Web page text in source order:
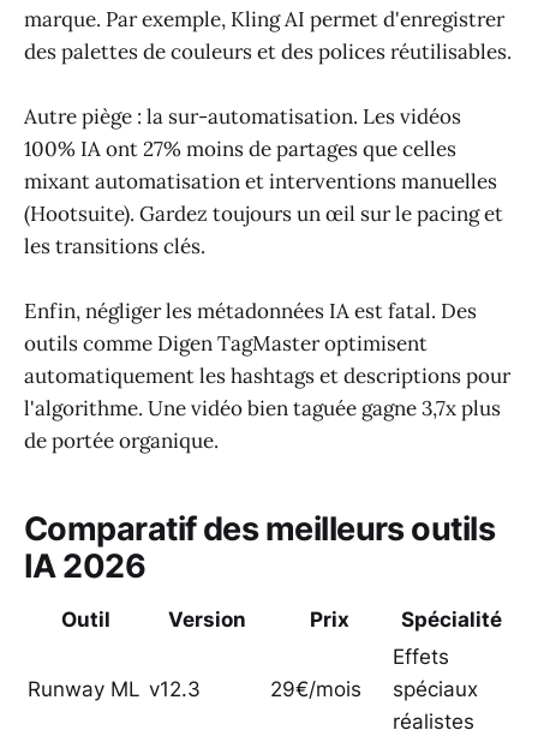
marque. Par exemple, Kling AI permet d'enregistrer
des palettes de couleurs et des polices réutilisables.
Autre piège : la sur-automatisation. Les vidéos
100% IA ont 27% moins de partages que celles
mixant automatisation et interventions manuelles
(Hootsuite). Gardez toujours un œil sur le pacing et
les transitions clés.
Enfin, négliger les métadonnées IA est fatal. Des
outils comme Digen TagMaster optimisent
automatiquement les hashtags et descriptions pour
l'algorithme. Une vidéo bien taguée gagne 3,7x plus
de portée organique.
Comparatif des meilleurs outils
IA 2026
Outil Version Prix Spécialité
Runway ML v12.3 29€/mois
Effets
spéciaux
réalistes